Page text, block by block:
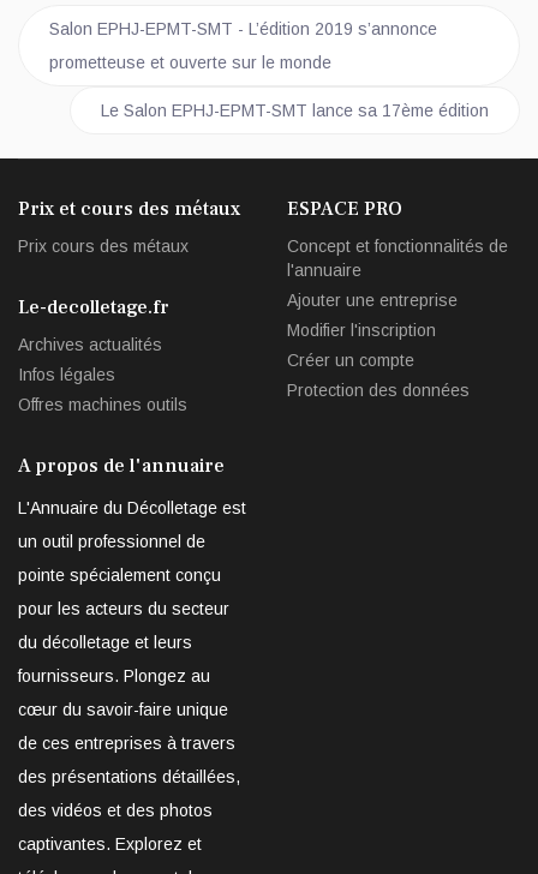
Article précédent : Salon EPHJ-EPMT-SMT - L’édition 2019
Salon EPHJ-EPMT-SMT - L’édition 2019 s’annonce
prometteuse et ouverte sur le monde
Article suivant : Le Salon EPHJ-EPMT-SMT lance sa
Le Salon EPHJ-EPMT-SMT lance sa 17ème édition
Prix et cours des métaux
Prix cours des métaux
Le-decolletage.fr
Archives actualités
Infos légales
Offres machines outils
ESPACE PRO
Concept et fonctionnalités de
l'annuaire
Ajouter une entreprise
Modifier l'inscription
Créer un compte
Protection des données
A propos de l'annuaire
L'Annuaire du Décolletage est
un outil professionnel de
pointe spécialement conçu
pour les acteurs du secteur
du décolletage et leurs
fournisseurs. Plongez au
cœur du savoir-faire unique
de ces entreprises à travers
des présentations détaillées,
des vidéos et des photos
captivantes. Explorez et